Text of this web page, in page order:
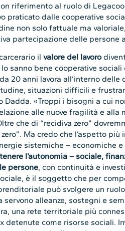
riferimento al ruolo di
praticato dalle cooperative
non solo fattuale ma
partecipazione delle persone
ilvalore del lavoro
sanno bene cooperative
20 anni lavora all’interno delle
situazioni difficili e
Dadda. «Troppi i bisogni a cui
alle nuove fragilità e alla
che di “recidiva zero”
zero”. Ma credo che l’aspetto
sistemiche – economiche
l’autonomia – sociale,
persone, con continuità e
è il soggetto che per
può svolgere un
alleanze, sostegni e
una rete territoriale più
detenute come risorse sociali.